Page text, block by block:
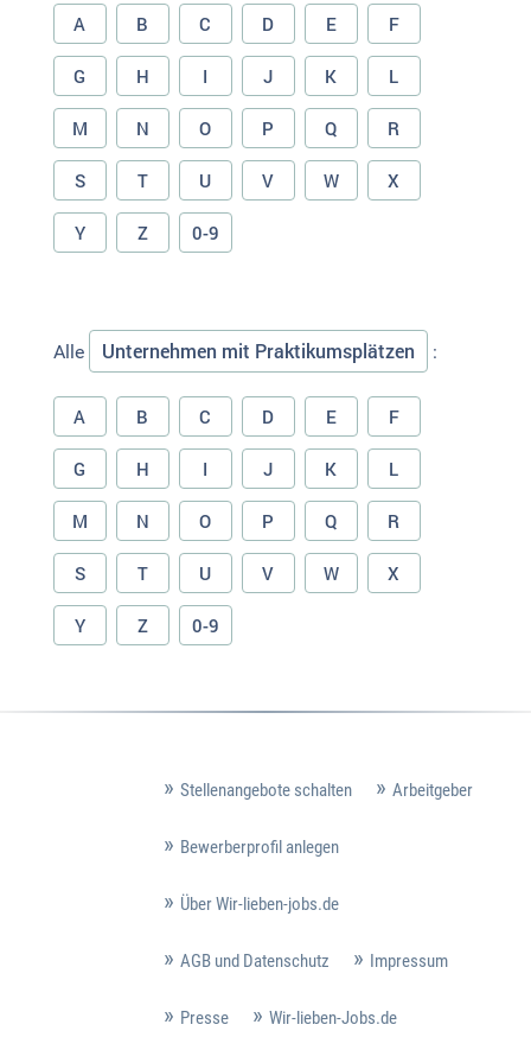
A B C D E F
G H I J K L
M N O P Q R
S T U V W X
Y Z 0-9
Alle Unternehmen mit Praktikumsplätzen :
A B C D E F
G H I J K L
M N O P Q R
S T U V W X
Y Z 0-9
Stellenangebote schalten Arbeitgeber
Bewerberprofil anlegen
Über Wir-lieben-jobs.de
AGB und Datenschutz Impressum
Presse Wir-lieben-Jobs.de